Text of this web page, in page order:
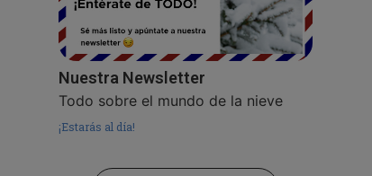
Nuestra Newsletter
Todo sobre el mundo de la nieve
¡Estarás al día!